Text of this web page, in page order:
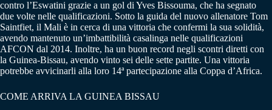
contro l’Eswatini grazie a un gol di Yves Bissouma, che ha segnato
due volte nelle qualificazioni. Sotto la guida del nuovo allenatore Tom
Saintfiet, il Mali è in cerca di una vittoria che confermi la sua solidità,
avendo mantenuto un’imbattibilità casalinga nelle qualificazioni
AFCON dal 2014. Inoltre, ha un buon record negli scontri diretti con
la Guinea-Bissau, avendo vinto sei delle sette partite. Una vittoria
potrebbe avvicinarli alla loro 14ª partecipazione alla Coppa d’Africa.
COME ARRIVA LA GUINEA BISSAU